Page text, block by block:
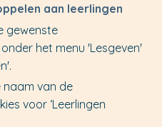
aan leerlingen
gewenste
het menu 'Lesgeven'
van de
voor ‘Leerlingen